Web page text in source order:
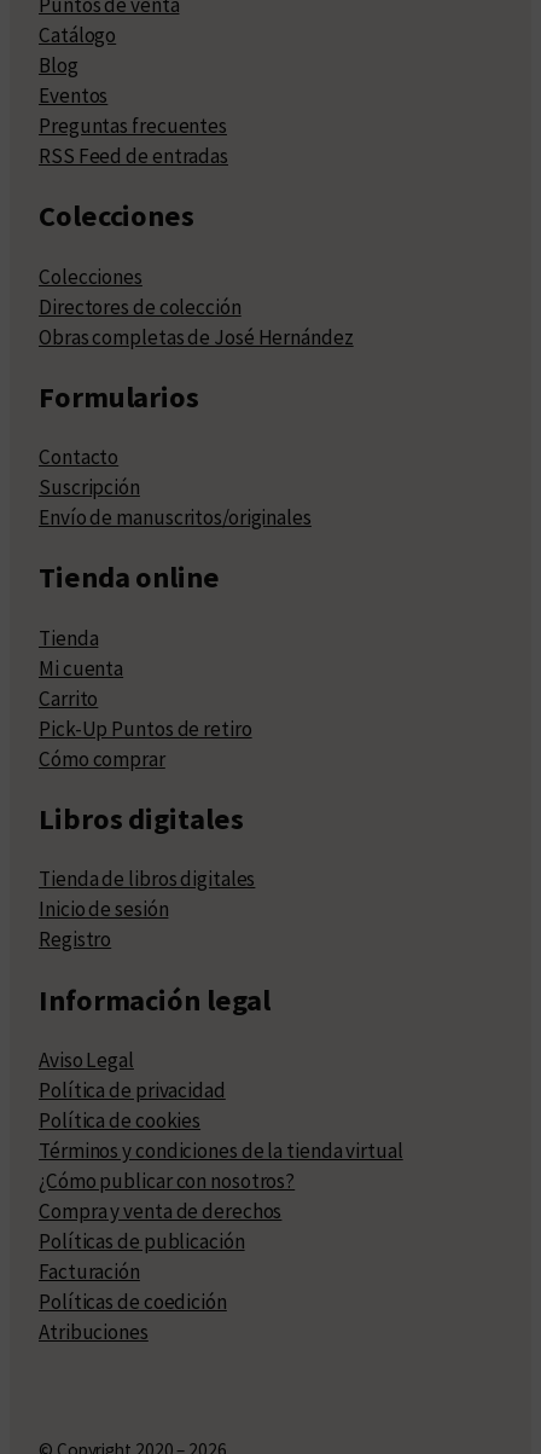
Catálogo
Blog
Eventos
Preguntas frecuentes
RSS Feed de entradas
Colecciones
Colecciones
Directores de colección
Obras completas de José Hernández
Formularios
Contacto
Suscripción
Envío de manuscritos/originales
Tienda online
Tienda
Mi cuenta
Carrito
Pick-Up Puntos de retiro
Cómo comprar
Libros digitales
Tienda de libros digitales
Inicio de sesión
Registro
Información legal
Aviso Legal
Política de privacidad
Política de cookies
Términos y condiciones de la tienda virtual
¿Cómo publicar con nosotros?
Compra y venta de derechos
Políticas de publicación
Facturación
Políticas de coedición
Atribuciones